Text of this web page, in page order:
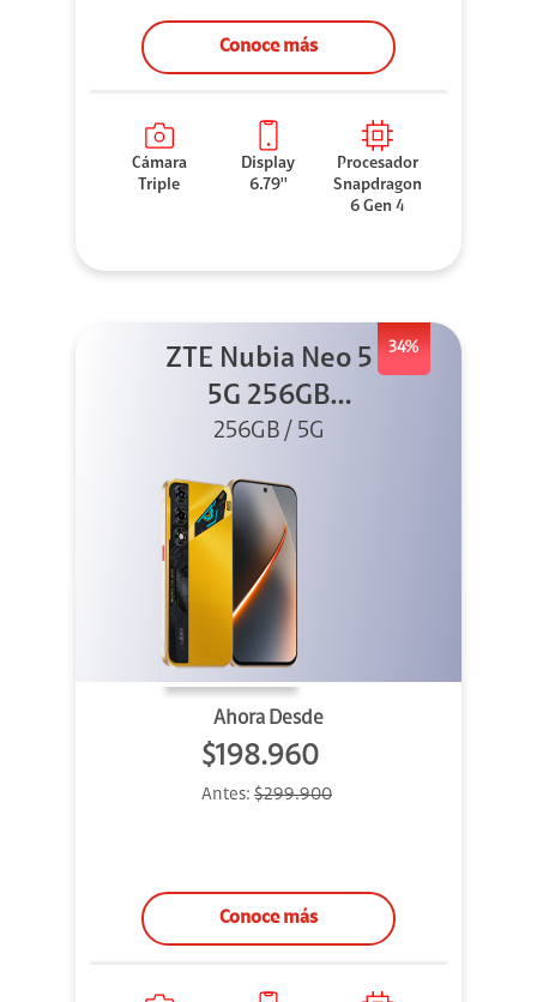
Conoce más
Cámara
Triple
Display
6.79''
Procesador
Snapdragon
6 Gen 4
34%
ZTE Nubia Neo 5
5G 256GB
Dorado
256GB / 5G
Ahora Desde
$198.960
Antes: $299.900
Conoce más